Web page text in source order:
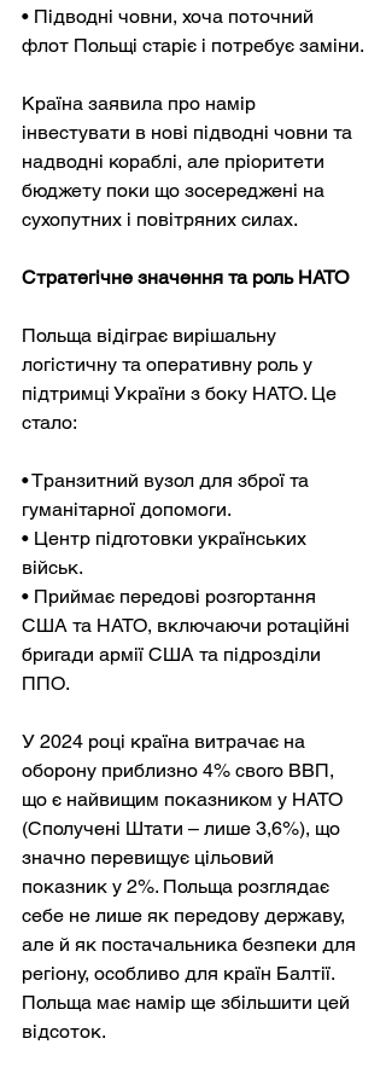
• Підводні човни, хоча поточний
флот Польщі старіє і потребує заміни.
Країна заявила про намір
інвестувати в нові підводні човни та
надводні кораблі, але пріоритети
бюджету поки що зосереджені на
сухопутних і повітряних силах.
Стратегічне значення та роль НАТО
Польща відіграє вирішальну
логістичну та оперативну роль у
підтримці України з боку НАТО. Це
стало:
• Транзитний вузол для зброї та
гуманітарної допомоги.
• Центр підготовки українських
військ.
• Приймає передові розгортання
США та НАТО, включаючи ротаційні
бригади армії США та підрозділи
ППО.
У 2024 році країна витрачає на
оборону приблизно 4% свого ВВП,
що є найвищим показником у НАТО
(Сполучені Штати – лише 3,6%), що
значно перевищує цільовий
показник у 2%. Польща розглядає
себе не лише як передову державу,
але й як постачальника безпеки для
регіону, особливо для країн Балтії.
Польща має намір ще збільшити цей
відсоток.